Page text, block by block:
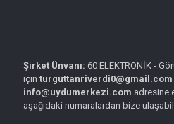
Şirket Ünvanı: 60 ELEKTRONİK -
için turguttanriverdi0@gmail.com
info@uydumerkezi.com adresine
aşağıdaki numaralardan bize